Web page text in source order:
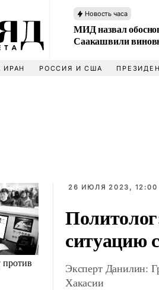
Новость часа
МИД назвал
Саакашвили
ИРАН РОССИЯ И США
против
26 ИЮЛЯ 2023, 12:00
ситуацию
Эксперт Данилин:
Хакасии